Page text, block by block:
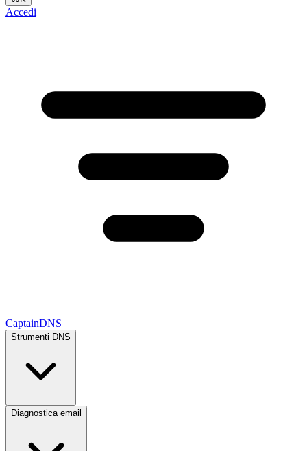
Accedi
CaptainDNS
Strumenti DNS
Diagnostica email